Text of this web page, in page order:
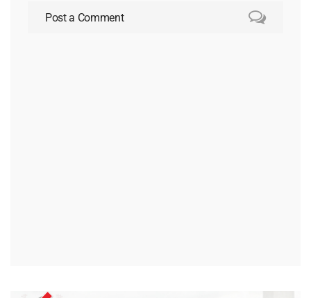
Post a Comment